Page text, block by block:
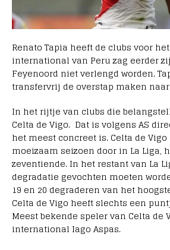
Renato Tapia heeft de clubs voor
international van Peru zag eerder
Feyenoord niet verlengd worden.
transfervrij de overstap maken
In het rijtje van clubs die
Celta de Vigo. Dat is volgens AS
het meest concreet is. Celta de
moeizaam seizoen door in La Liga,
zeventiende. In het restant van La
degradatie gevochten moeten
19 en 20 degraderen van het
Celta de Vigo heeft slechts een
Meest bekende speler van Celta de
international Iago Aspas.